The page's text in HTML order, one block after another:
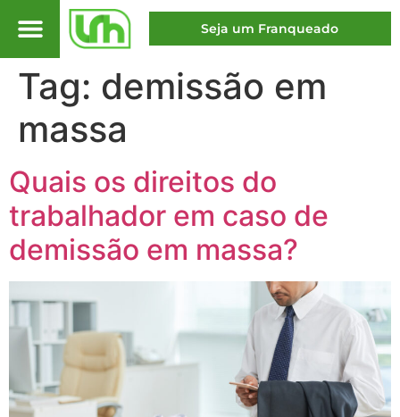
Seja um Franqueado
Tag: demissão em
massa
Quais os direitos do
trabalhador em caso de
demissão em massa?